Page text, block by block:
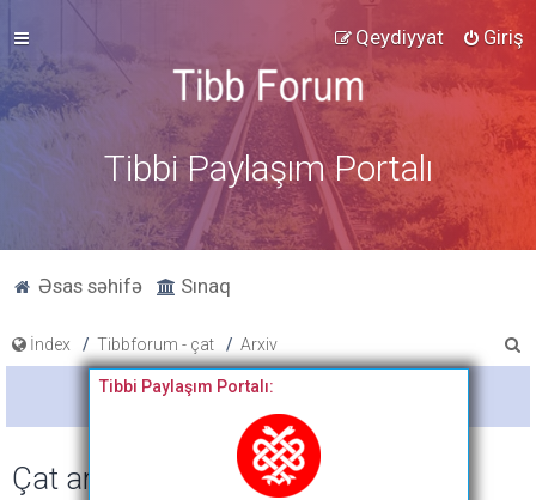
Giriş
Qeydiyyat
Tibbi Paylaşım Portalı
Əsas səhifə Sınaq
İndex Tibbforum - çat Arxiv
Bitdi
Tibbi Paylaşım Portalı:
Çat arxivi